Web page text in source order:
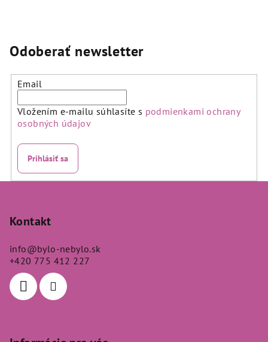
5,0
z
Odoberať newsletter
Email
Vložením e-mailu súhlasíte s podmienkami ochrany
osobných údajov
Prihlásiť sa
Kontakt
info@bylo-nebylo.sk
+420 775 412 227